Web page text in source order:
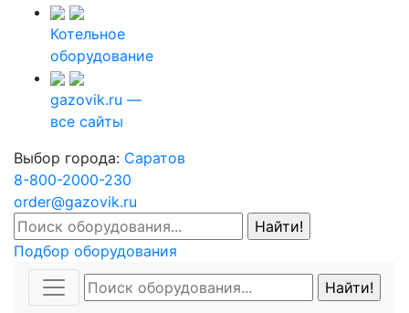
Котельное
оборудование
gazovik.ru —
все сайты
Выбор города: Саратов
8-800-2000-230
order@gazovik.ru
Подбор оборудования